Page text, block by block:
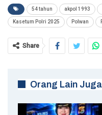
54 tahun akpol 1993
Kasetum Polri 2025 Polwan
Share
Orang Lain